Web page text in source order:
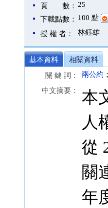
頁 數： 25
下載點數： 100 點
授 權 者： 林鈺雄
基本資料
相關資料
關 鍵 詞：
兩公約 ；
中文摘要：
本
人
從
關
年